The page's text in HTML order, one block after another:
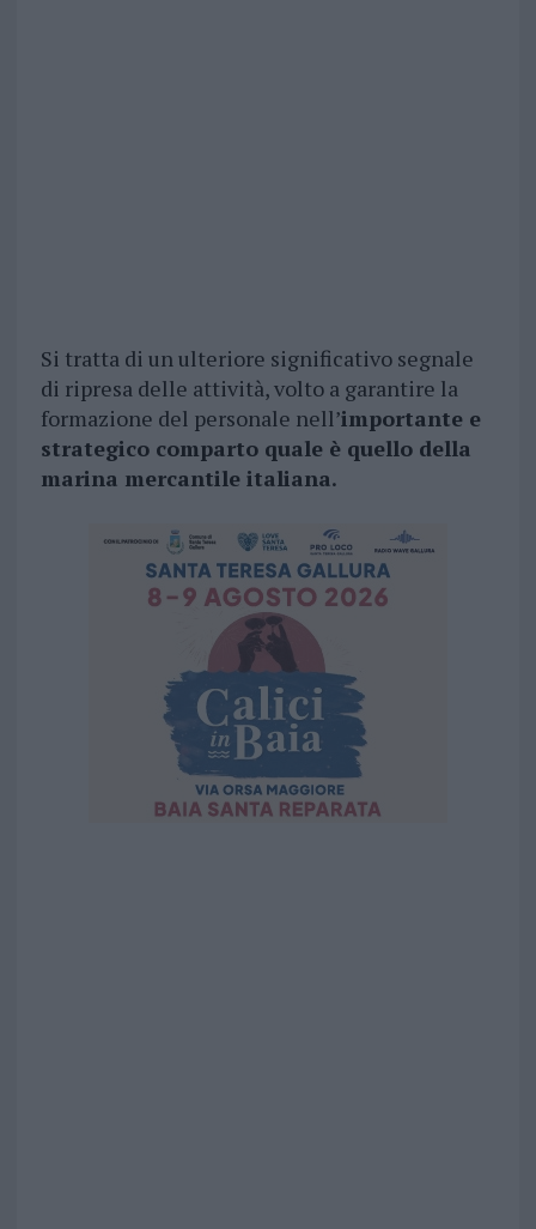
Si tratta di un ulteriore significativo segnale
di ripresa delle attività, volto a garantire la
formazione del personale nell’importante e
strategico comparto quale è quello della
marina mercantile italiana.